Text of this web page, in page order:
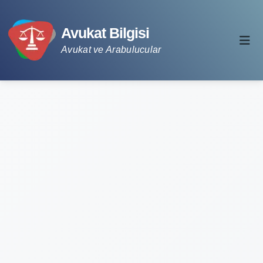
Avukat Bilgisi
Avukat ve Arabulucular